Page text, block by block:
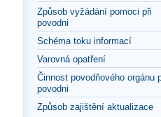
Způsob vyžádání pomoci při
povodni
Schéma toku informací
Varovná opatření
Činnost povodňového orgánu
povodni
Způsob zajištění aktualizace